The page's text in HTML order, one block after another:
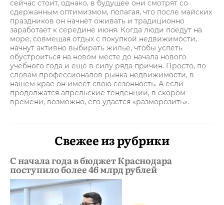
сейчас стоит, однако, в будущее они смотрят со
сдержанным оптимизмом, полагая, что после майских
праздников он начнёт оживать и традиционно
заработает к середине июня. Когда люди поедут на
море, совмещая отдых с покупкой недвижимости,
начнут активно выбирать жилье, чтобы успеть
обустроиться на новом месте до начала нового
учебного года и ещё в силу ряда причин. Просто, по
словам профессионалов рынка недвижимости, в
нашем крае он имеет свою сезонность. А если
продолжатся апрельские тенденции, в скором
времени, возможно, его удастся «разморозить».
Свежее из рубрики
С начала года в бюджет Краснодара
поступило более 46 млрд рублей